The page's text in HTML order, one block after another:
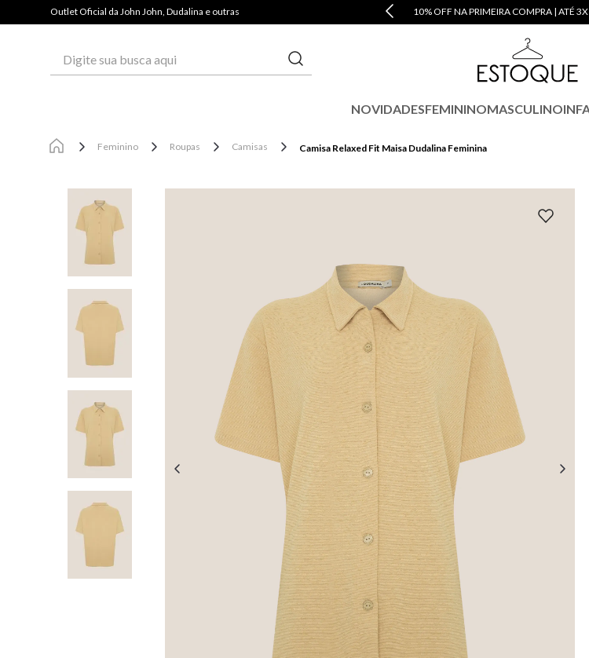
Outlet Oficial da John John, Dudalina e outrasPAGUE COM PIX E GANHE 3% OFF* 10% OFF NA PRIMEIRA COMPRA | ATÉ
NOVIDADESFEMININOMASCULINO
Feminino Roupas Camisas Camisa Relaxed Fit Maisa Dudalina Feminina